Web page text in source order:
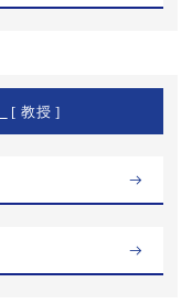
[ 教授 ]